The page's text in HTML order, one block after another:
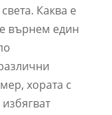
Каква е
върнем един
хората с